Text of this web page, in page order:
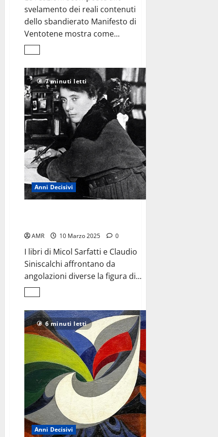
svelamento dei reali contenuti
dello sbandierato Manifesto di
Ventotene mostra come...
Leggi
più
su
La
sinistra
e
Ventotene
<br>urlare
sempre,
discutere
mai
7 minuti letti
Anni Decisivi
AMR 10 Marzo 2025 0
I libri di Micol Sarfatti e Claudio
Siniscalchi affrontano da
angolazioni diverse la figura di...
Leggi
più
su
Margherita
Sarfatti,
<br>donna
intellettuale
integrale
6 minuti letti
Anni Decisivi